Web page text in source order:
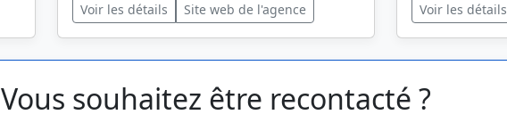
Voir les détails Site web de l'agence Voir les détails
Vous souhaitez être recontacté ?